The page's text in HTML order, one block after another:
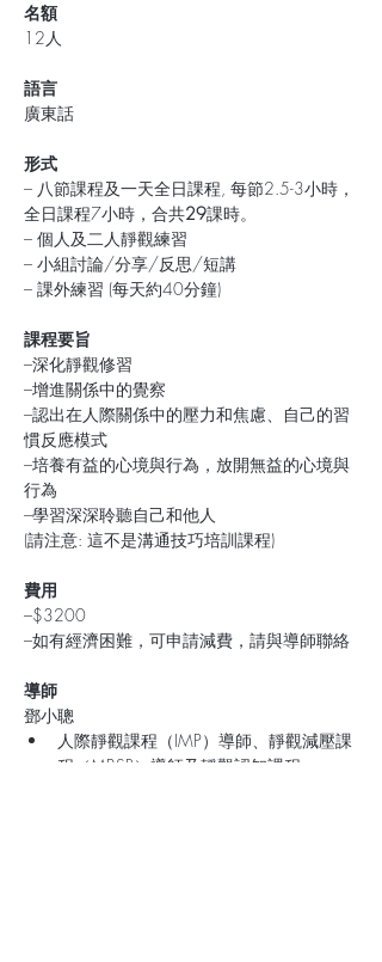
名額
12人
語言
廣東話
形式
– 八節課程及一天全日課程, 每節2.5-3小時，
全日課程7小時，合共29課時。
– 個人及二人靜觀練習
– 小組討論/分享/反思/短講
– 課外練習 (每天約40分鐘)
課程要旨
–深化靜觀修習
–增進關係中的覺察
–認出在人際關係中的壓力和焦慮、自己的習
慣反應模式
–培養有益的心境與行為，放開無益的心境與
行為
–學習深深聆聽自己和他人
(請注意: 這不是溝通技巧培訓課程)
費用
–$3200
–如有經濟困難，可申請減費，請與導師聯絡
導師
鄧小聰
人際靜觀課程（IMP）導師、靜觀減壓課
程（MBSR）導師及靜觀認知課程